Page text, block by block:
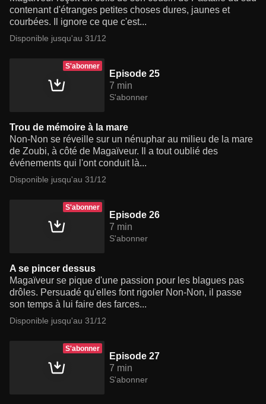
contenant d'étranges petites choses dures, jaunes et
courbées. Il ignore ce que c'est...
Disponible jusqu'au 31/12
S'abonner
Episode 25
7 min
S'abonner
Trou de mémoire à la mare
Non-Non se réveille sur un nénuphar au milieu de la mare
de Zoubi, à côté de Magaïveur. Il a tout oublié des
événements qui l'ont conduit là...
Disponible jusqu'au 31/12
S'abonner
Episode 26
7 min
S'abonner
A se pincer dessus
Magaïveur se pique d'une passion pour les blagues pas
drôles. Persuadé qu'elles font rigoler Non-Non, il passe
son temps à lui faire des farces...
Disponible jusqu'au 31/12
S'abonner
Episode 27
7 min
S'abonner